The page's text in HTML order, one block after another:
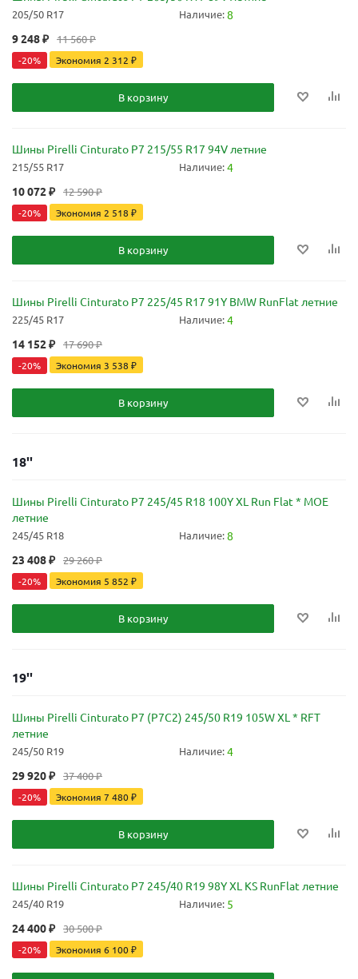
205/50 R17 Наличие:8
9 248₽ 11 560₽
-20% Экономия 2 312 ₽
В корзину
Шины Pirelli Cinturato P7 215/55 R17 94V летние
215/55 R17 Наличие:4
10 072₽ 12 590₽
-20% Экономия 2 518 ₽
В корзину
Шины Pirelli Cinturato P7 225/45 R17 91Y BMW RunFlat летние
225/45 R17 Наличие:4
14 152₽ 17 690₽
-20% Экономия 3 538 ₽
В корзину
18''
Шины Pirelli Cinturato P7 245/45 R18 100Y XL Run Flat * MOE
летние
245/45 R18 Наличие:8
23 408₽ 29 260₽
-20% Экономия 5 852 ₽
В корзину
19''
Шины Pirelli Cinturato P7 (P7C2) 245/50 R19 105W XL * RFT
летние
245/50 R19 Наличие:4
29 920₽ 37 400₽
-20% Экономия 7 480₽
В корзину
Шины Pirelli Cinturato P7 245/40 R19 98Y XL KS RunFlat летние
245/40 R19 Наличие: 5
24 400₽ 30 500₽
-20% Экономия 6 100₽